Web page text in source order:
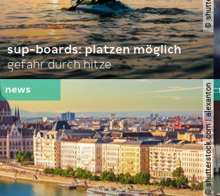
sup-boards: platzen möglich
gefahr durch hitze
© shutterstock.com | alexanton